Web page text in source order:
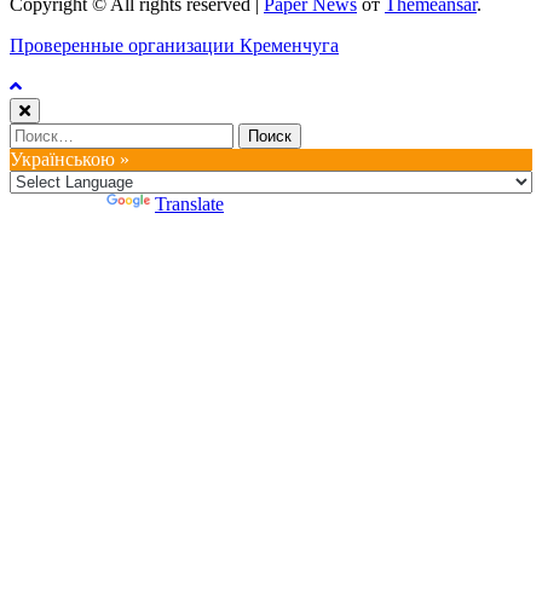
Copyright © All rights reserved Paper News от Themeansar.
Проверенные организации Кременчуга
Найти:
Українською »
Translate